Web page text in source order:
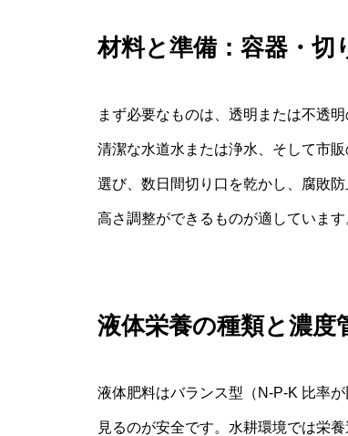
材料と準備：容器・切
まず必要なものは、透明または不透
清潔な水道水または浄水、そして市
選び、数日間切り口を乾かし、腐敗
高さ調整ができるものが適しています
液体栄養の種類と濃度
液体肥料はバランス型（N-P-K 比率
見るのが安全です。水耕環境では栄